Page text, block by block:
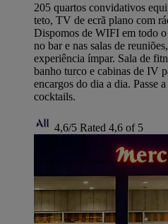
205 quartos convidativos
teto, TV de ecrã plano com
Dispomos de WIFI em todo
no bar e nas salas de
experiência ímpar. Sala de
banho turco e cabinas de IV
encargos do dia a dia. Passe
cocktails.
4,6/5 Rated 4,6 of 5